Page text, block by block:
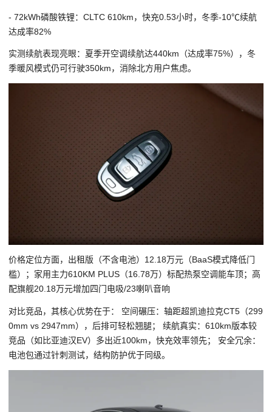
- 72kWh磷酸铁锂：CLTC 610km，快充0.53小时，冬季-10℃续航
达成率82%
实测续航表现亮眼：夏季开空调续航达440km（达成率75%），冬
季暖风模式仍可行驶350km，消除北方用户焦虑。
价格定位方面，出租版（不含电池）12.18万元（BaaS模式降低门
槛）；家用主力610KM PLUS（16.78万）标配热泵空调能车顶；高
配旗舰20.18万元增加四门电吸/23喇叭音响
对比竞品，其核心优势在于： 空间碾压：轴距超凯迪拉克CT5（299
0mm vs 2947mm），后排可轻松翘腿； 续航真实：610km版本较
竞品（如比亚迪汉EV）多出近100km，快充效率领先； 安全冗余：
电池包通过针刺测试，结构防护优于同级。